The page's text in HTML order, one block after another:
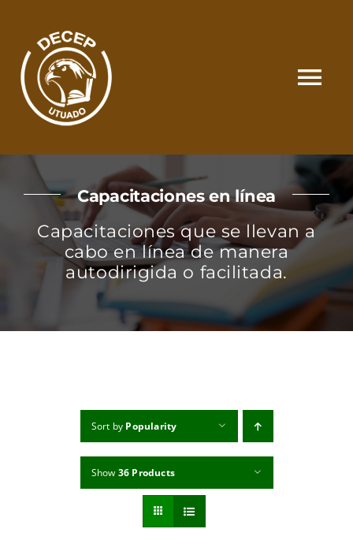
content
SOMOS
CATÁLOGO
MATRÍCULA Y PAGOS
Capacitaciones en línea
Capacitaciones que se llevan a
cabo en línea de manera
autodirigida o facilitada.
Sort by Popularity
Show 36 Products